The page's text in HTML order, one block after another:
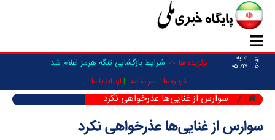
۱۴۰۵
شنبه
۱۷/ ۰۵
برگزیده ها >> شرایط بازگشایی تنگه هرمز اعلام شد
درباره ما مرامنامه ارتباط با ما
سوارس از غنایی‌ها عذرخواهی نکرد
سوارس از غنایی‌ها عذرخواهی نکرد